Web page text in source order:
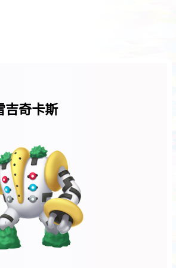
吉奇卡斯